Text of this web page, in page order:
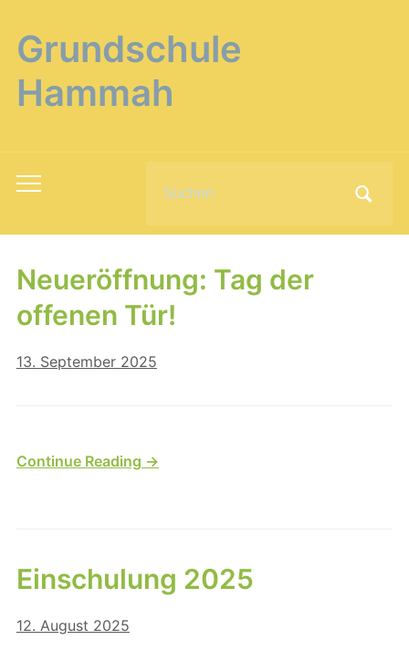
Grundschule
Hammah
Toggle
menu
for:
Neueröffnung: Tag der
offenen Tür!
13. September 2025
Continue Reading →
Einschulung 2025
12. August 2025